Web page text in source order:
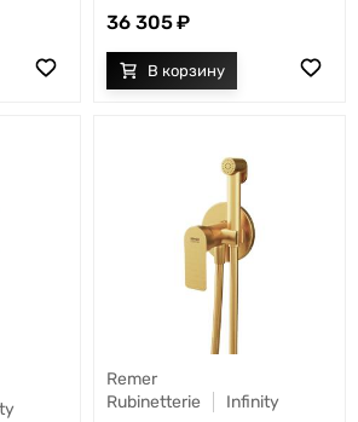
36 305
Remer
Rubinetterie
Infinity